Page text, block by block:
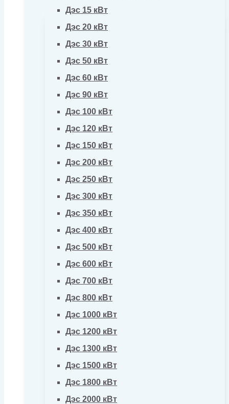
Дэс 15 кВт
Дэс 20 кВт
Дэс 30 кВт
Дэс 50 кВт
Дэс 60 кВт
Дэс 90 кВт
Дэс 100 кВт
Дэс 120 кВт
Дэс 150 кВт
Дэс 200 кВт
Дэс 250 кВт
Дэс 300 кВт
Дэс 350 кВт
Дэс 400 кВт
Дэс 500 кВт
Дэс 600 кВт
Дэс 700 кВт
Дэс 800 кВт
Дэс 1000 кВт
Дэс 1200 кВт
Дэс 1300 кВт
Дэс 1500 кВт
Дэс 1800 кВт
Дэс 2000 кВт